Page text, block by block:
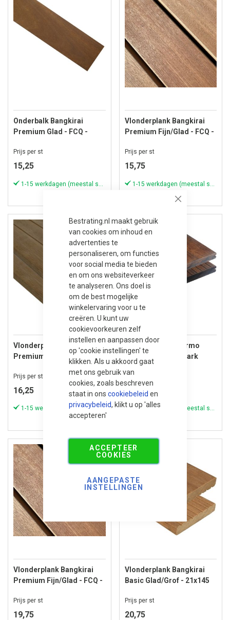
Close
Bestrating.nl maakt gebruik
van cookies om inhoud en
advertenties te
personaliseren, om functies
voor social media te bieden
en om ons websiteverkeer
te analyseren. Ons doel is
om de best mogelijke
winkelervaring voor u te
creëren. U kunt uw
cookievoorkeuren zelf
instellen en aanpassen door
op 'cookie instellingen' te
klikken. Als u akkoord gaat
met ons gebruik van
cookies, zoals beschreven
staat in ons cookiebeleid en
privacybeleid, klikt u op 'alles
accepteren'
ACCEPTEER
COOKIES
AANGEPASTE
INSTELLINGEN
Onderbalk Bangkirai
Premium Glad - FCQ -
Prijs per st
15,25
Vlonderplank Bangkirai
Premium Fijn/Glad - FCQ -
Prijs per st
15,75
Vlonderplank Bangkirai
Premium met V-groeven -
FCQ - 16x145 mm - Lengte
180 cm
Prijs per st
16,25
1-15 werkdagen (meestal sneller)
Duurzame keuze
Vlonderplank Thermo
Bamboe Melody Dark
Grof/Glad - 18x103 mm -
Lengte 186 cm
Prijs per st
16,75
1-15 werkdagen (meestal sneller)
Vlonderplank Bangkirai
Premium Fijn/Glad - FCQ -
Prijs per st
19,75
Vlonderplank Bangkirai
Basic Glad/Grof - 21x145
Prijs per st
20,75